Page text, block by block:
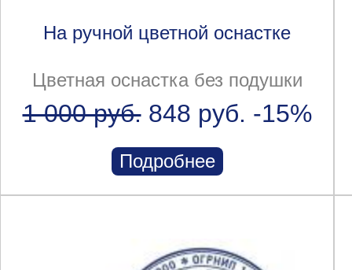
На ручной цветной оснастке
Цветная оснастка без подушки
1 000 руб.848 руб. -15%
Подробнее